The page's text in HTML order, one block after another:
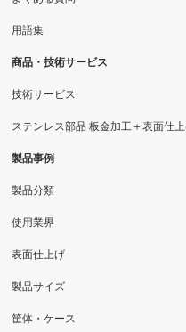
用語集
商品・技術サービス
技術サービス
ステンレス部品 板金加工＋表面仕
製品事例
製品分類
使用業界
表面仕上げ
製品サイズ
筐体・ケース